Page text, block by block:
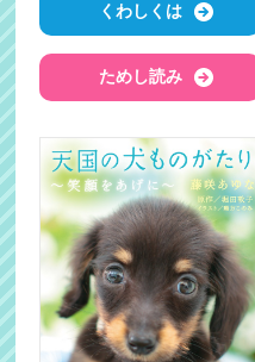
くわしくは
ためし読み